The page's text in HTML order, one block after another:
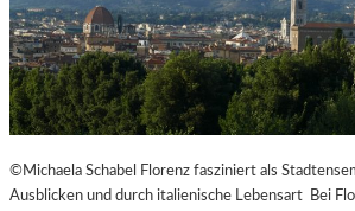
©Michaela Schabel Florenz fasziniert als
Ausblicken und durch italienische Lebensart Bei